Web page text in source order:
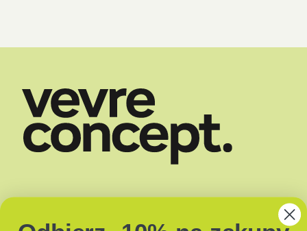
O NAS
ZAPACHY